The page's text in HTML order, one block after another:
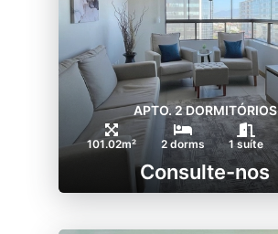
APTO. 2 DORMITÓRIOS
101.02m² 2 dorms 1 suíte
Consulte-nos